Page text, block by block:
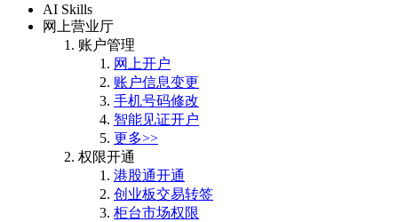
AI Skills
网上营业厅
账户管理
网上开户
账户信息变更
手机号码修改
智能见证开户
更多>>
权限开通
港股通开通
创业板交易转签
柜台市场权限